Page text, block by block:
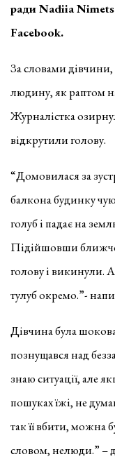
ради Nadiia Nimets
Facebook.
За словами дівчини,
людину, як раптом
Журналістка
відкрутили голову.
“Домовилася за
балкона будинку
голуб і падає на
Підійшовши ближче
голову і викинули.
тулуб окремо.”-
Дівчина була
познущався над
знаю ситуації, але
пошуках їжі, не
так її вбити, можна
словом, нелюди.” –